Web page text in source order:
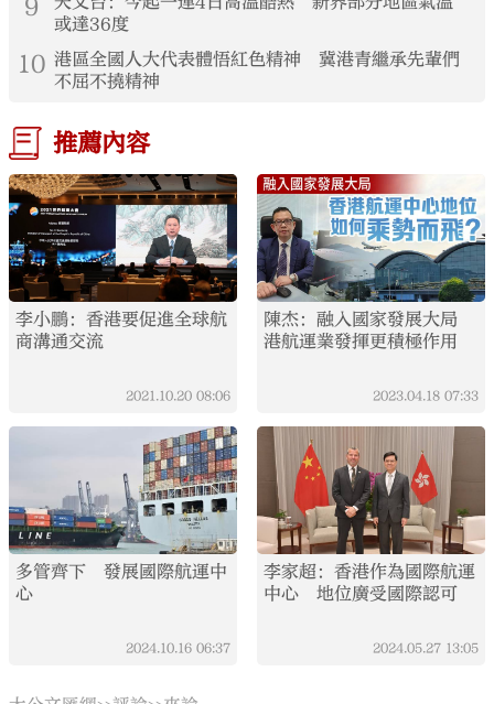
9
或達36度
10 港區全國人大代表體悟紅色精神 冀港青繼承先輩們
不屈不撓精神
推薦內容
李小鵬：香港要促進全球航
商溝通交流
2021.10.20 08:06
陳杰：融入國家發展大局
港航運業發揮更積極作用
2023.04.18 07:33
多管齊下 發展國際航運中
心
2024.10.16 06:37
李家超：香港作為國際航運
中心 地位廣受國際認可
2024.05.27 13:05